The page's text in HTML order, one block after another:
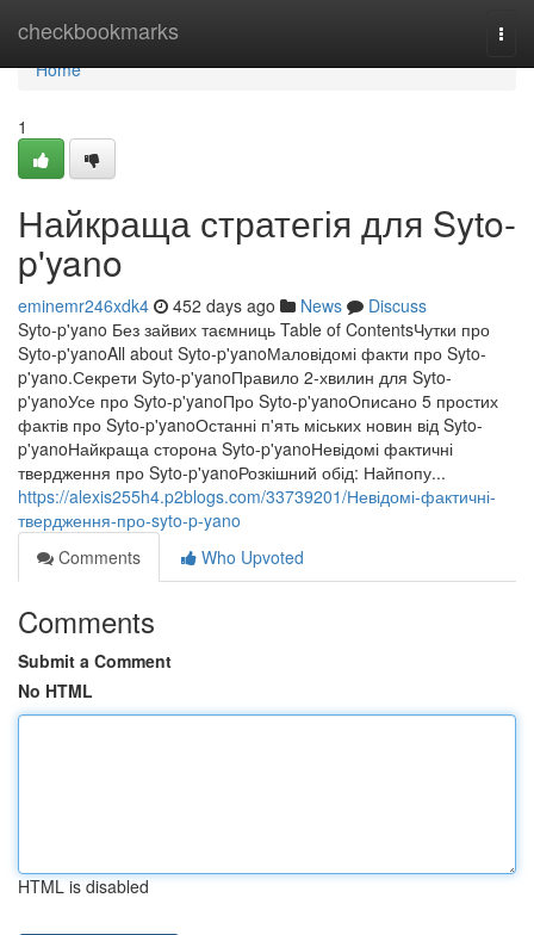
checkbookmarks
Home
Home
1
Найкраща стратегія для Syto-
p'yano
eminemr246xdk4 452 days ago News
Discuss
Syto-p'yano Без зайвих таємниць Table of ContentsЧутки про
Syto-p'yanoAll about Syto-p'yanoМаловідомі факти про Syto-
p'yano.Секрети Syto-p'yanoПравило 2-хвилин для Syto-
p'yanoУсе про Syto-p'yanoПро Syto-p'yanoОписано 5 простих
фактів про Syto-p'yanoОстанні п'ять міських новин від Syto-
p'yanoНайкраща сторона Syto-p'yanoНевідомі фактичні
твердження про Syto-p'yanoРозкішний обід: Найпопу...
https://alexis255h4.p2blogs.com/33739201/Невідомі-фактичні-
твердження-про-syto-p-yano
Comments
Who Upvoted
Comments
Submit a Comment
No HTML
HTML is disabled